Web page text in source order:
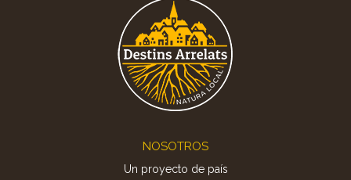
NOSOTROS
Un proyecto de país